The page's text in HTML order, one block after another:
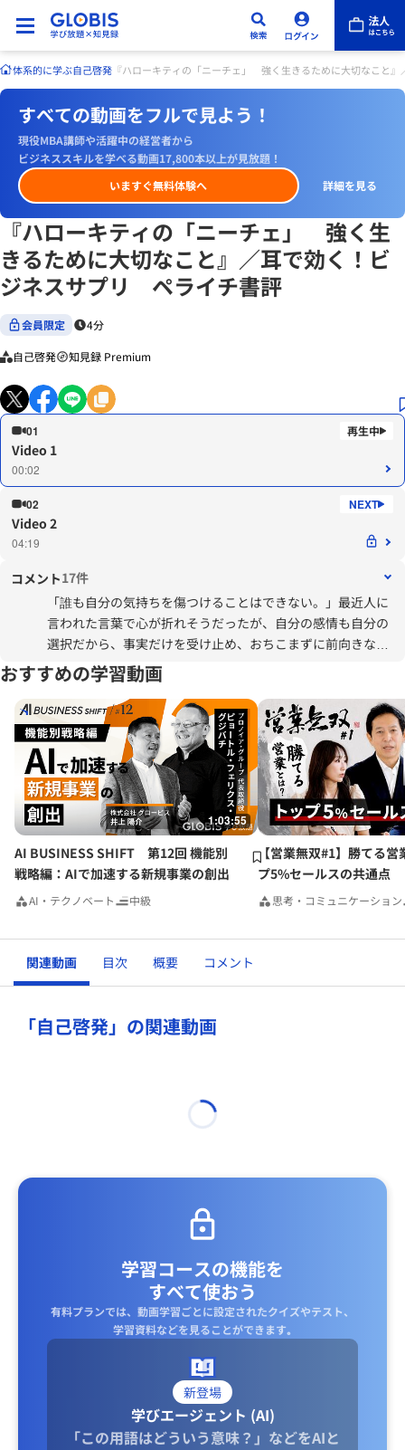
体系的に学ぶ自己啓発 『ハローキティの「ニーチェ」 強く生きるために大切なこと
すべての動画をフルで見よう！
現役MBA講師や活躍中の経営者から
ビジネススキルを学べる動画17,800本以上が見放題！
いますぐ無料体験へ
詳細を見る
『ハローキティの「ニーチェ」 強く生
きるために大切なこと』／耳で効く！ビ
ジネスサプリ ペライチ書評
会員限定 4分
自己啓発 知見録 Premium
01
Video 1
00:02
02
Video 2
04:19
コメント17件
「誰も自分の気持ちを傷つけることはできない。」最近人に
言われた言葉で心が折れそうだったが、自分の感情も自分の
選択だから、事実だけを受け止め、おちこまずに前向きな気
持ちで対応しようと思えた。
また、「やらないことを選択する。」も大事な事だと思う。
ぜひ、読んでみたい。
おすすめの学習動画
1:03:55
AI BUSINESS SHIFT 第12回 機能別
戦略編：AIで加速する新規事業の創出
AI・テクノベート 中級
【営業無双#1】勝てる営
プ5%セールスの共通点
思考・コミュニケーション
関連動画 目次 概要 コメント
「自己啓発」の関連動画
学習コースの機能を
すべて使おう
有料プランでは、動画学習ごとに設定されたクイズやテスト、
学習資料などを見ることができます｡
新登場
学びエージェント (AI)
「この用語はどういう意味？」などをAIと